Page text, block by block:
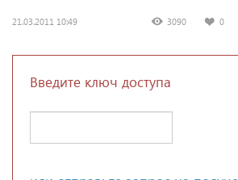
21.03.2011 10:49 3090 0
Введите ключ доступа